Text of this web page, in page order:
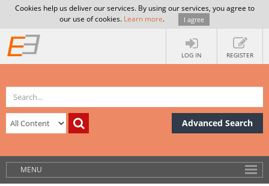
Cookies help us deliver our services. By using our services, you agree to
our use of cookies. Learn more. I agree
LOG IN REGISTER
Advanced Search
MENU